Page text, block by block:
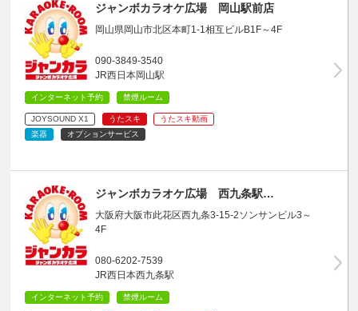
ジャンボカラオケ広場 岡山駅前店
岡山県岡山市北区本町1-1相互ビルB1F～4F
090-3849-3540
JR西日本岡山駅
インターネット予約 禁煙ルーム
JOYSOUND X1 うたスキ
うたスキ動画
楽器
オプションサービス
ジャンボカラオケ広場 西九条駅…
大阪府大阪市此花区西九条3-15-2ソンサンビル3～
4F
080-6202-7539
JR西日本西九条駅
インターネット予約 禁煙ルーム